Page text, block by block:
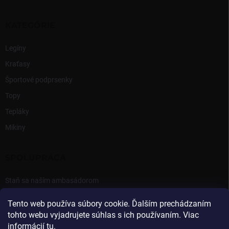
Tento web používa súbory cookie. Ďalším prechádzaním
tohto webu vyjadrujete súhlas s ich používaním. Viac
informácií tu.
Legíny
Kraťasy
Športové podprsenky
Topy
Tepláky
Mikiny
Staň sa naším ambasádorom